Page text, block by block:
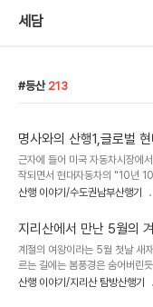
세담
등산 213
근자에 들어 미국 자동차시장에
작되면서 현대자동차의 "10년
Warranty)제도가 새로이 이슈가
Warranty"를 벤치마킹하여 도입
을 해외시장에서 현대자동차 수
의 주역이었던 전명헌회장은 바
고 만들어 낸 실질적인 주인공이
선으로 산행을 시작~~ 시원시원
산행 이야기/수도권남부산행기
지리산에서 만난 5월의
계절의 여왕이라는 5월 첫날 새
르는 길에는 봄풍경은 숨어버린
이 끝나는 날 새벽에 찾은 지리산
산행 이야기/지리산 탐방산행기